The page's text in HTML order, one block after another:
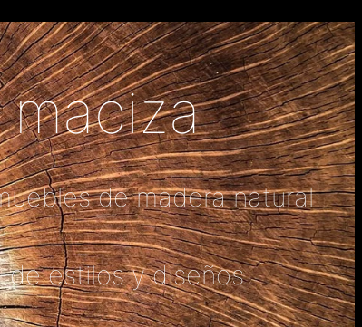
de madera natural
estilos y diseños